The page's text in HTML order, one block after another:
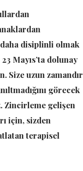
disiplinli olmak
Mayıs’ta dolunay
Size uzun zamandır
görecek
Zincirleme gelişen
için, sizden
terapisel